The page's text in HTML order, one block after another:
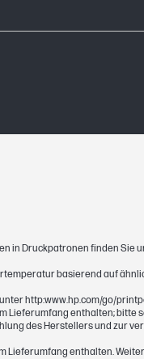
in Druckpatronen finden Sie
basierend auf
http:www.hp.com/go/
Lieferumfang enthalten; bitte
des Herstellers und zur
Lieferumfang enthalten.